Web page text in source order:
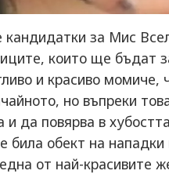
за Мис
които ще бъдат
и красиво момиче,
но въпреки
да повярва в
била обект на
от най-красивите